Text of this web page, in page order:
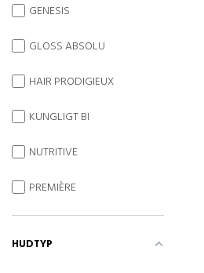
GENESIS
GLOSS ABSOLU
HAIR PRODIGIEUX
KUNGLIGT BI
NUTRITIVE
PREMIÈRE
HUDTYP